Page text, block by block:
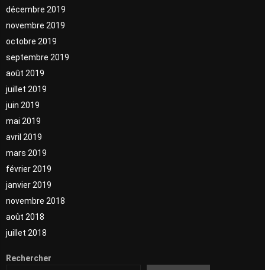
décembre 2019
novembre 2019
octobre 2019
septembre 2019
août 2019
juillet 2019
juin 2019
mai 2019
avril 2019
mars 2019
février 2019
janvier 2019
novembre 2018
août 2018
juillet 2018
Rechercher